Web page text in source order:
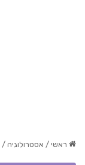
ראשי / אסטרולוגיה /